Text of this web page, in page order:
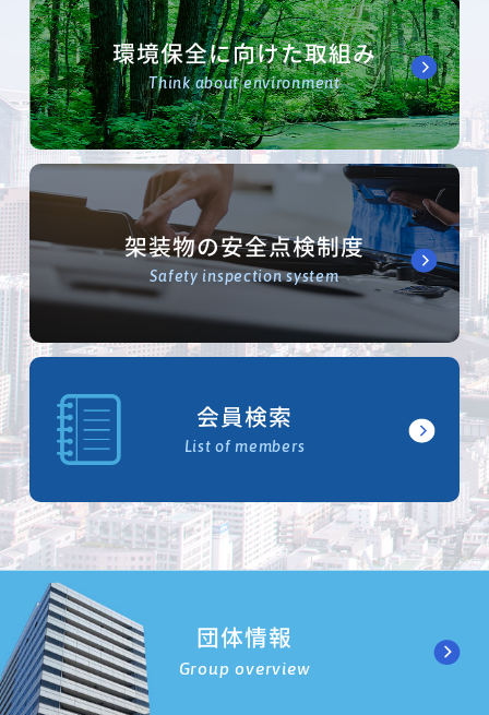
環境保全に向けた取組み
Think about environment
架装物の安全点検制度
Safety inspection system
会員検索
List of members
団体情報
Group overview